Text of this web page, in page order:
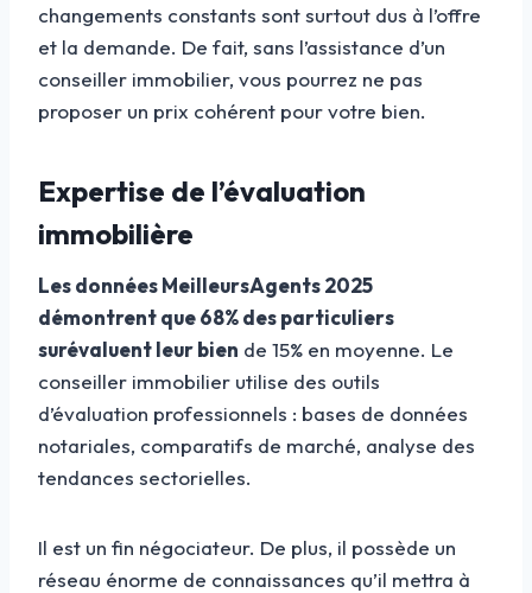
changements constants sont surtout dus à l’offre
et la demande. De fait, sans l’assistance d’un
conseiller immobilier, vous pourrez ne pas
proposer un prix cohérent pour votre bien.
Expertise de l’évaluation
immobilière
Les données MeilleursAgents 2025
démontrent que 68% des particuliers
surévaluent leur bien de 15% en moyenne. Le
conseiller immobilier utilise des outils
d’évaluation professionnels : bases de données
notariales, comparatifs de marché, analyse des
tendances sectorielles.
Il est un fin négociateur. De plus, il possède un
réseau énorme de connaissances qu’il mettra à